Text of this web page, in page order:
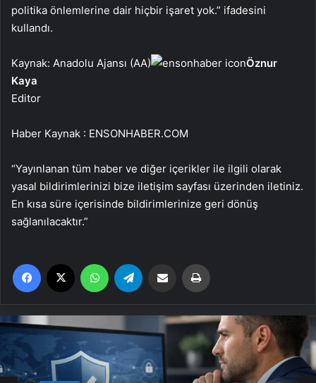
politika önlemlerine dair hiçbir işaret yok.” ifadesini
kullandı.
Kaynak: Anadolu Ajansı (AA)
Öznur
Kaya
Editor
Haber Kaynak : ENSONHABER.COM
“Yayınlanan tüm haber ve diğer içerikler ile ilgili olarak
yasal bildirimlerinizi bize iletişim sayfası üzerinden iletiniz.
En kısa süre içerisinde bildirimlerinize geri dönüş
sağlanılacaktır.”
Facebook WhatsApp Email'den paylaş